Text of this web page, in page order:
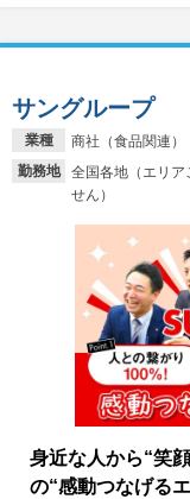
業種
商社（食品関連）
勤務地
全国各地（エリア
せん）
サングループ
身近な人から“笑
の“感動つなげる